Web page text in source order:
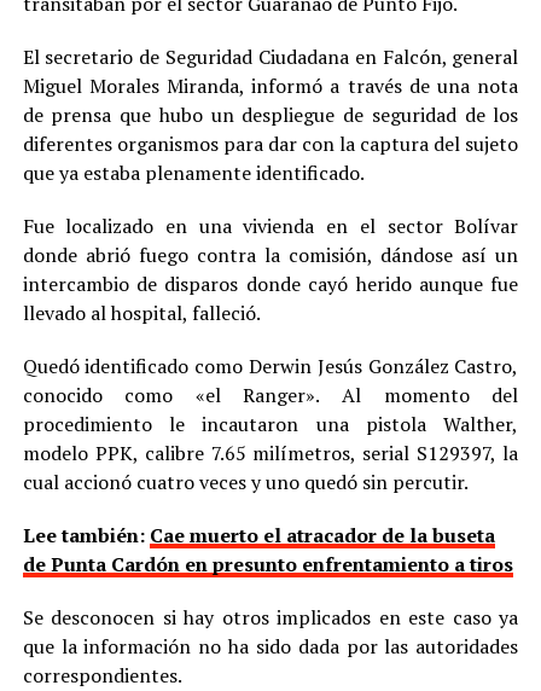
El secretario de Seguridad Ciudadana en Falcón, general
Miguel Morales Miranda, informó a través de una nota
de prensa que hubo un despliegue de seguridad de los
diferentes organismos para dar con la captura del sujeto
que ya estaba plenamente identificado.
Fue localizado en una vivienda en el sector Bolívar
donde abrió fuego contra la comisión, dándose así un
intercambio de disparos donde cayó herido aunque fue
llevado al hospital, falleció.
Quedó identificado como Derwin Jesús González Castro,
conocido como «el Ranger». Al momento del
procedimiento le incautaron una pistola Walther,
modelo PPK, calibre 7.65 milímetros, serial S129397, la
cual accionó cuatro veces y uno quedó sin percutir.
Lee también: Cae muerto el atracador de la buseta
de Punta Cardón en presunto enfrentamiento a tiros
Se desconocen si hay otros implicados en este caso ya
que la información no ha sido dada por las autoridades
correspondientes.